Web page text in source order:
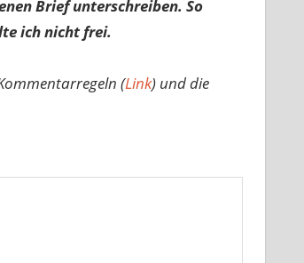
Brief unterschreiben. So
ich nicht frei.
(Link) und die